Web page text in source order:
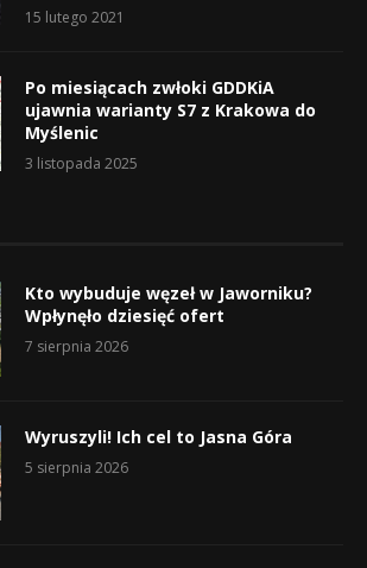
15 lutego 2021
Po miesiącach zwłoki GDDKiA
ujawnia warianty S7 z Krakowa do
Myślenic
3 listopada 2025
Kto wybuduje węzeł w Jaworniku?
Wpłynęło dziesięć ofert
7 sierpnia 2026
Wyruszyli! Ich cel to Jasna Góra
5 sierpnia 2026